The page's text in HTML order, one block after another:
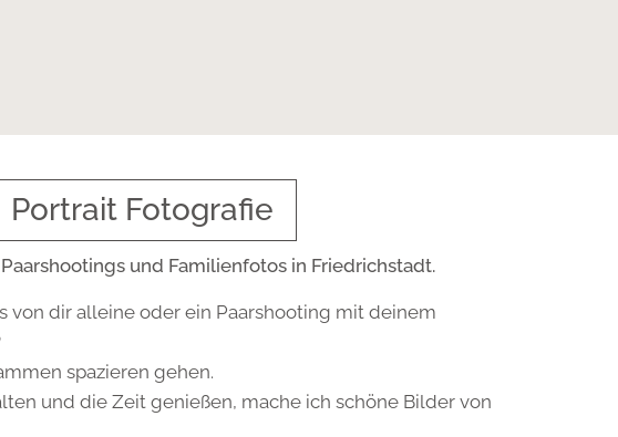
Portrait Fotografie
und Familienfotos in Friedrichstadt.
von dir alleine oder ein Paarshooting mit deinem
spazieren gehen.
und die Zeit genießen, mache ich schöne Bilder von